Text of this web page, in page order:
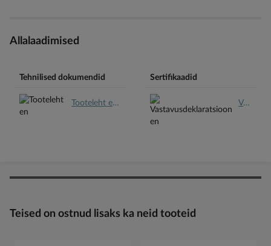
Allalaadimised
Tehnilised dokumendid
Tooteleht en.pdf
Sertifikaadid
Vastavusdeklaratsioon en.pdf
Teised on ostnud lisaks ka neid tooteid